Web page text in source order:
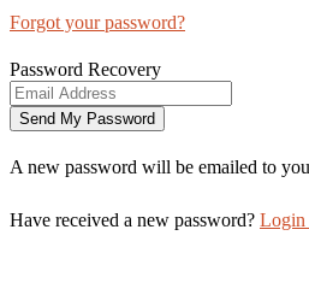
Forgot your password?
Password Recovery
A new password will be emailed to
Have received a new password? Login